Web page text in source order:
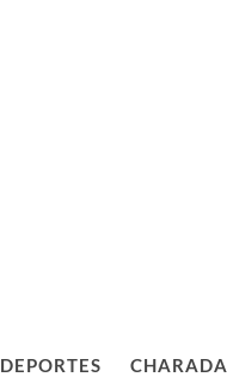
DEPORTES CHARADA